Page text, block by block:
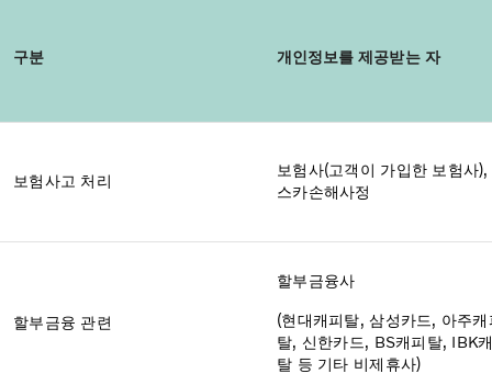
구분 개인정보를 제공받는 자
보험사고 처리
보험사(고객이 가입한 보험사),
스카손해사정
할부금융 관련
할부금융사
(현대캐피탈, 삼성카드, 아주캐
탈, 신한카드, BS캐피탈, IBK
탈 등 기타 비제휴사)